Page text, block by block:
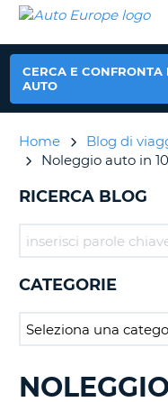
NOLEGGIO
NOLEGGIO
AUTO
EUROPE
NOLEGGIO
CAMPER
PARTNER
AIUTO
MIO
GESTISCI
ITALIA
CERCA E CONFRONTA
AUTO
Home
Blog di
Noleggio auto in
RICERCA BLOG
CATEGORIE
RICERCA
BLOG